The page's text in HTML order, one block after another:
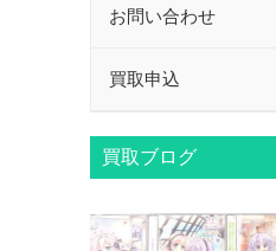
お問い合わせ
買取申込
買取ブログ